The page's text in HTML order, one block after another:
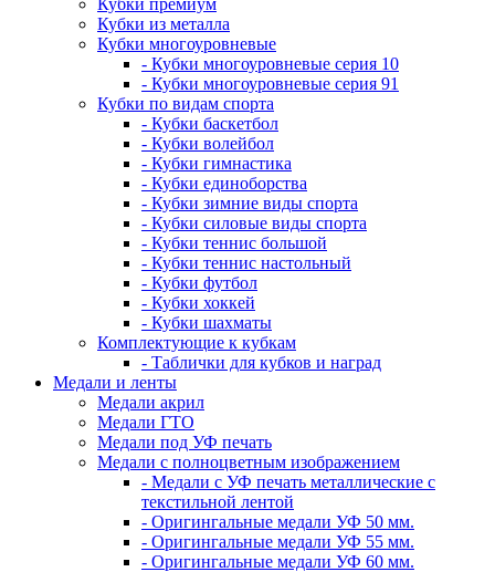
Кубки премиум
Кубки из металла
Кубки многоуровневые
- Кубки многоуровневые серия 10
- Кубки многоуровневые серия 91
Кубки по видам спорта
- Кубки баскетбол
- Кубки волейбол
- Кубки гимнастика
- Кубки единоборства
- Кубки зимние виды спорта
- Кубки силовые виды спорта
- Кубки теннис большой
- Кубки теннис настольный
- Кубки футбол
- Кубки хоккей
- Кубки шахматы
Комплектующие к кубкам
- Таблички для кубков и наград
Медали и ленты
Медали акрил
Медали ГТО
Медали под УФ печать
Медали с полноцветным изображением
- Медали с УФ печать металлические с
текстильной лентой
- Оригингальные медали УФ 50 мм.
- Оригингальные медали УФ 55 мм.
- Оригингальные медали УФ 60 мм.